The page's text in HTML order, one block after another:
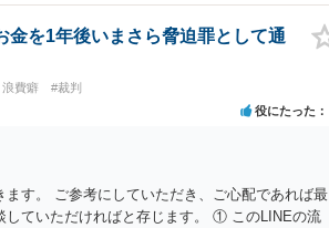
金を1年後いまさら脅迫罪として通
費癖 #裁判
役にたった
す。 ご参考にしていただき、ご心配であれば最
していただければと存じます。 ① このLINEの流